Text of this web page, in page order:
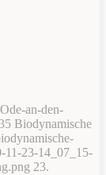
an-den-
Biodynamische
11-23-14_07_15-
23.